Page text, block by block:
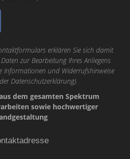
erklären Sie sich damit
zur Bearbeitung Ihres Anliegens
Informationen und Widerrufshinweise
Datenschutzerklärung).
dem gesamten Spektrum
sowie hochwertiger